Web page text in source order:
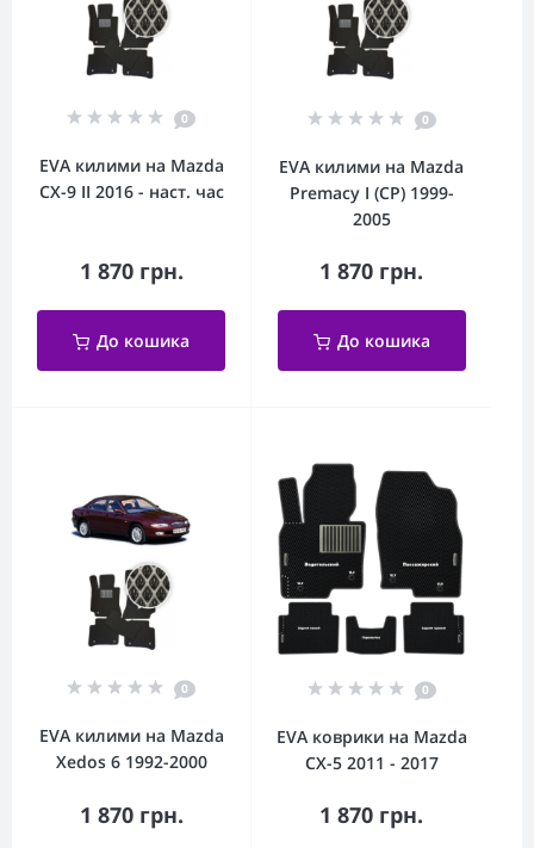
0
EVA килими на Mazda
CX-9 II 2016 - наст. час
1 870 грн.
До кошика
0
EVA килими на Mazda
Premacy I (CP) 1999-
2005
1 870 грн.
До кошика
0
EVA килими на Mazda
Xedos 6 1992-2000
1 870 грн.
0
EVA коврики на Mazda
CX-5 2011 - 2017
1 870 грн.